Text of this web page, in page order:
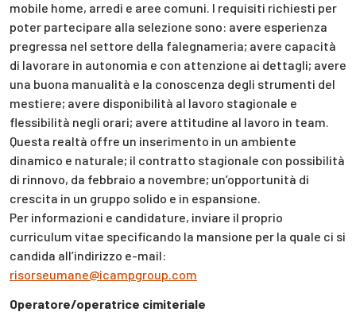
mobile home, arredi e aree comuni. I requisiti richiesti per
poter partecipare alla selezione sono: avere esperienza
pregressa nel settore della falegnameria; avere capacità
di lavorare in autonomia e con attenzione ai dettagli; avere
una buona manualità e la conoscenza degli strumenti del
mestiere; avere disponibilità al lavoro stagionale e
flessibilità negli orari; avere attitudine al lavoro in team.
Questa realtà offre un inserimento in un ambiente
dinamico e naturale; il contratto stagionale con possibilità
di rinnovo, da febbraio a novembre; un’opportunità di
crescita in un gruppo solido e in espansione.
Per informazioni e candidature, inviare il proprio
curriculum vitae specificando la mansione per la quale ci si
candida all’indirizzo e-mail:
risorseumane@icampgroup.com
Operatore/operatrice cimiteriale